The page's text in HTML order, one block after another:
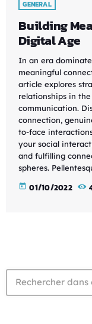
GENERAL
Building
Digital Age
In an era
meaningful
article explores
relationships in
communication.
connection,
to-face
your social
and fulfilling
spheres.
today 01/10/2022